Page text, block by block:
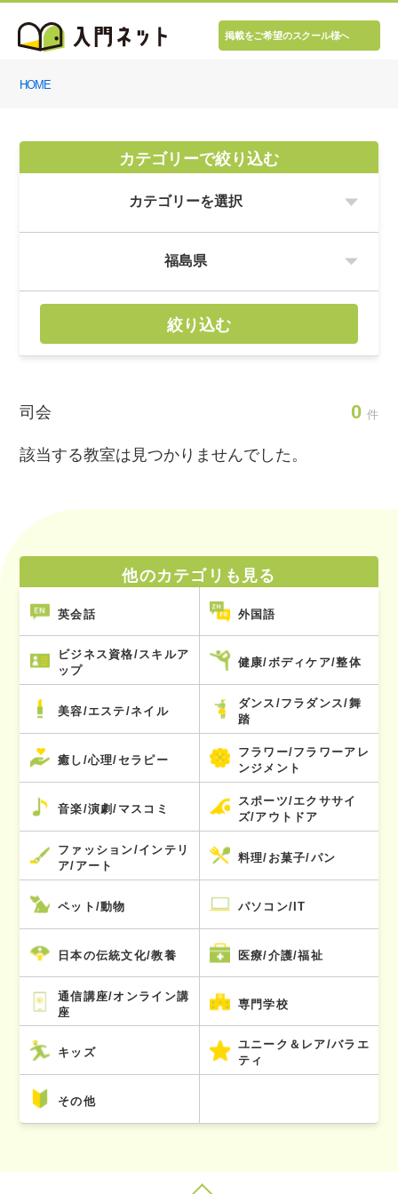
掲載をご希望のスクール様へ
HOME
カテゴリーで絞り込む
絞り込む
司会 0 件
該当する教室は見つかりませんでした。
他のカテゴリも見る
英会話 外国語
ビジネス資格/スキルア
ップ
健康/ボディケア/整体
美容/エステ/ネイル
ダンス/フラダンス/舞
踏
癒し/心理/セラピー
フラワー/フラワーアレ
ンジメント
音楽/演劇/マスコミ
スポーツ/エクササイ
ズ/アウトドア
ファッション/インテリ
ア/アート
料理/お菓子/パン
ペット/動物 パソコン/IT
日本の伝統文化/教養 医療/介護/福祉
通信講座/オンライン講
座
専門学校
キッズ
ユニーク＆レア/バラエ
ティ
その他